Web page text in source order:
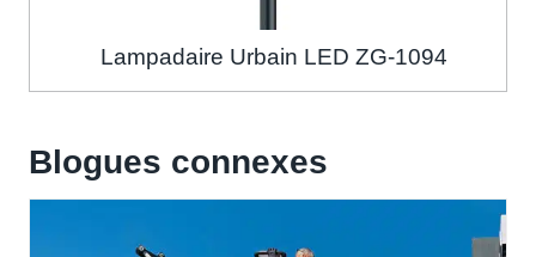
Lampadaire Urbain LED ZG-1094
Blogues connexes